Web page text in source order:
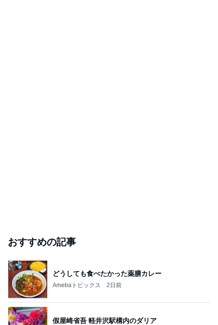
おすすめの記事
どうしても食べたかった薬膳カレー
Amebaトピックス 2日前
假屋崎省吾 軽井沢駅構内のダリア